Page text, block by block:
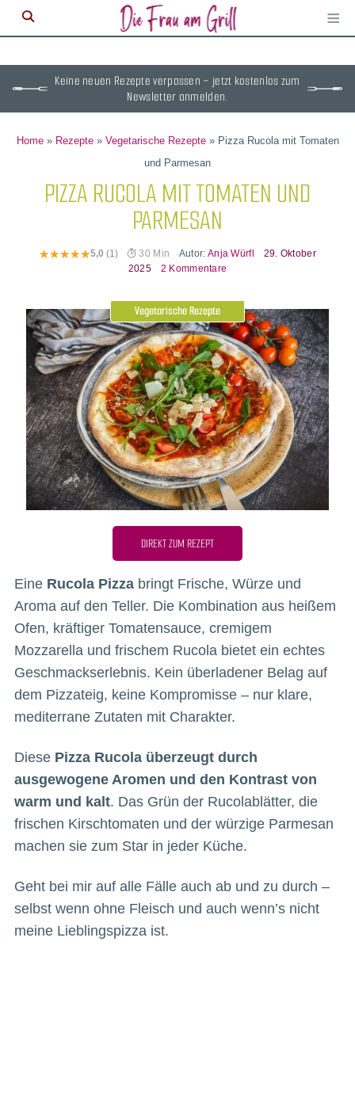
≡
Keine neuen Rezepte verpassen – jetzt kostenlos zum
Newsletter anmelden.
Home» Rezepte» Vegetarische Rezepte» Pizza Rucola mit Tomaten
und Parmesan
PIZZA RUCOLA MIT TOMATEN UND
PARMESAN
5,0(1) 30 Min Autor: Anja Würfl
29. Oktober
2025
2 Kommentare
Vegetarische Rezepte
DIREKT ZUM REZEPT
Eine Rucola Pizzabringt Frische, Würze und
Aroma auf den Teller. Die Kombination aus heißem
Ofen, kräftiger Tomatensauce, cremigem
Mozzarella und frischem Rucola bietet ein echtes
Geschmackserlebnis. Kein überladener Belag auf
dem Pizzateig, keine Kompromisse – nur klare,
mediterrane Zutaten mit Charakter.
Diese Pizza Rucola überzeugt durch
ausgewogene Aromen und den Kontrast von
warm und kalt. Das Grün der Rucolablätter, die
frischen Kirschtomaten und der würzige Parmesan
machen sie zum Star in jeder Küche.
Geht bei mir auf alle Fälle auch ab und zu durch –
selbst wenn ohne Fleisch und auch wenn’s nicht
meine Lieblingspizza ist.